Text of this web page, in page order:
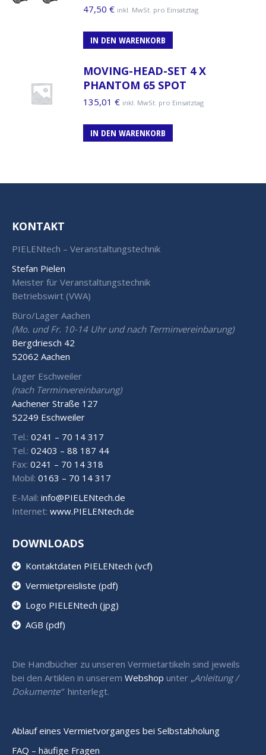
47,50 € inkl. MwSt. pro Einsatztag
IN DEN WARENKORB
MOVING-HEAD-SET 4 X
PHANTOM 65 SPOT
135,01 € inkl. MwSt. pro Einsatztag
IN DEN WARENKORB
KONTAKT
PIELENtech – Veranstaltungstechnik
Stefan Pielen
Meister für Veranstaltungstechnik
Betriebswirt (VWA)
Büro/Lager Aachen
(Mo. und Fr. 10-14 Uhr und nach Terminvereinbarung)
Bergdriesch 42
52062 Aachen
Lager Eschweiler
(nach Terminvereinbarung)
Aachener Straße 127
52249 Eschweiler
Tel.: 0241 – 70 14 317
Tel.: 02403 – 88 187 44
Fax: 0241 – 70 14 318
Mobil: 0163 – 70 14 317
E-Mail: info@PIELENtech.de
Internet: www.PIELENtech.de
DOWNLOADS
Kontaktdaten PIELENtech (vcf)
Vermietpreisliste (pdf)
Logo PIELENtech (jpg)
AGB (pdf)
Die Handbücher zu unseren Vermietartikeln sind jeweils
bei den Artiklen in unserem Webshop unter „Anleitung /
Dokumente“ hinterlegt.
Ablauf eines Vermietvorganges bei Selbstabholung
FAQ – häufige Fragen